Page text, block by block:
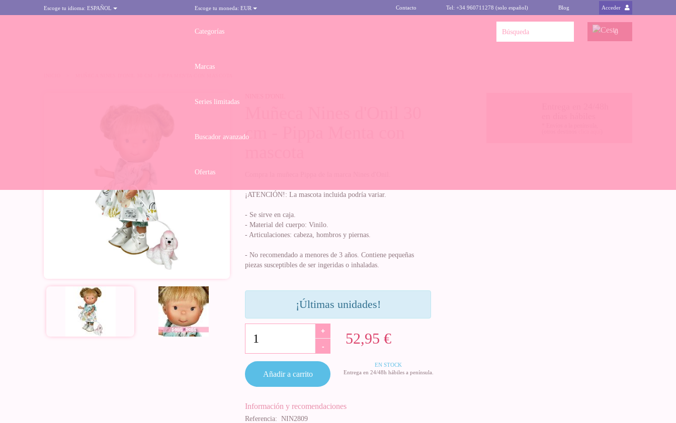
Escoge tu idioma: ESPAÑOL Escoge tu moneda: EUR Contacto Tel: +34 960711278 (solo español) Blog Acceder
Categorías
Marcas
Series limitadas
Buscador avanzado
Ofertas
0
cm - Pippa Menta con
¡ATENCIÓN!: La mascota incluida podría variar.
- Se sirve en caja.
- Material del cuerpo: Vinilo.
- Articulaciones: cabeza, hombros y piernas.
- No recomendado a menores de 3 años. Contiene pequeñas
piezas susceptibles de ser ingeridas o inhaladas.
¡Últimas unidades!
52,95 €
+
-
EN STOCK
Entrega en 24/48h hábiles a península.
Añadir a carrito
Información y recomendaciones
Referencia: NIN2809